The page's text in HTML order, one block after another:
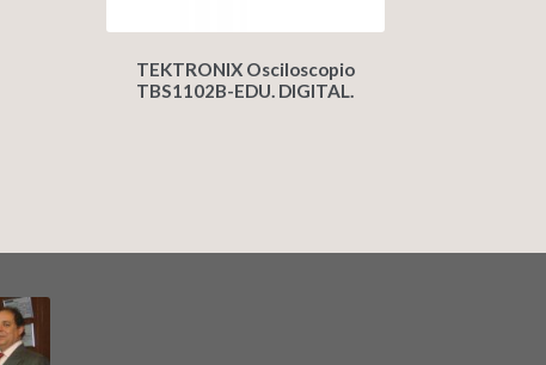
TEKTRONIX Osciloscopio
TBS1102B-EDU. DIGITAL.